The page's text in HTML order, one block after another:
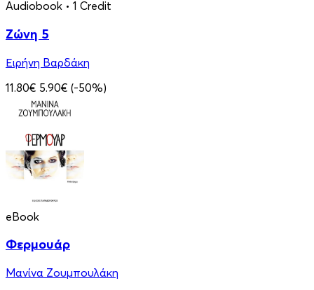
Audiobook • 1 Credit
Ζώνη 5
Ειρήνη Βαρδάκη
11.80€ 5.90€ (-50%)
eBook
Φερμουάρ
Μανίνα Ζουμπουλάκη